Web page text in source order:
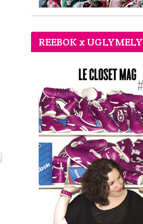
REEBOK x UGLYMELY